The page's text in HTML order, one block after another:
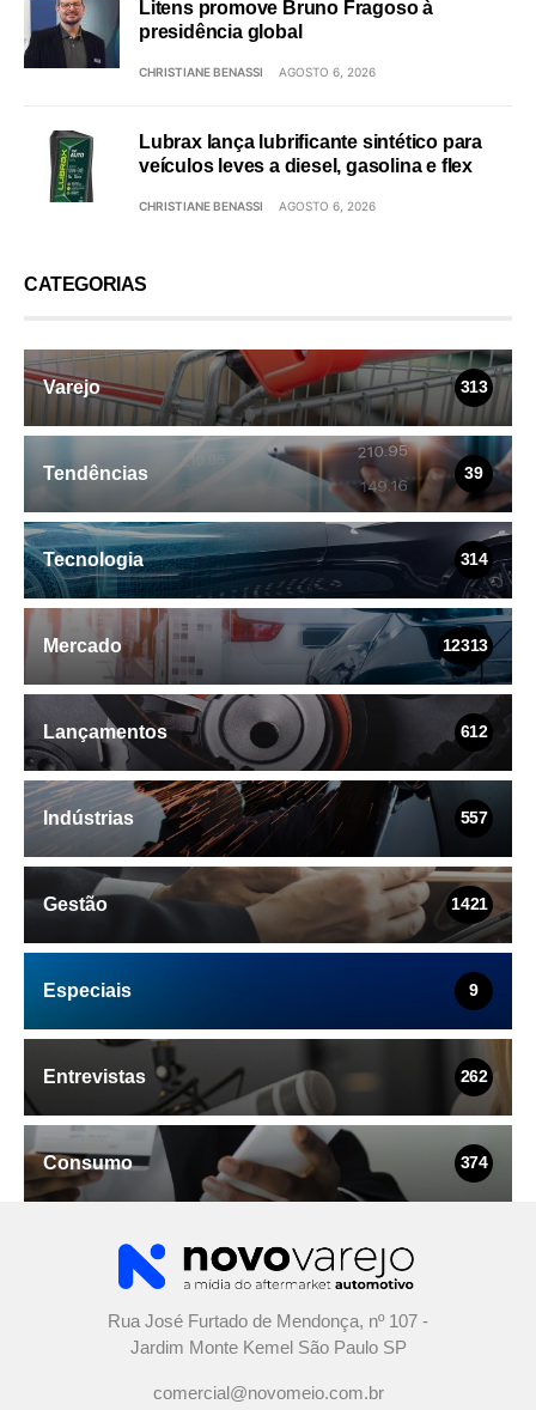
Litens promove Bruno Fragoso à
presidência global
CHRISTIANE BENASSI AGOSTO 6, 2026
Lubrax lança lubrificante sintético para
veículos leves a diesel, gasolina e flex
CHRISTIANE BENASSI AGOSTO 6, 2026
CATEGORIAS
Varejo 313
Tendências 39
Tecnologia 314
Mercado 12313
Lançamentos 612
Indústrias 557
Gestão 1421
Especiais 9
Entrevistas 262
Consumo 374
Rua José Furtado de Mendonça, nº 107 -
Jardim Monte Kemel São Paulo SP
comercial@novomeio.com.br